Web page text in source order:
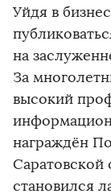
Уйдя в
на
За
высокий
награждён
Саратовской
становился